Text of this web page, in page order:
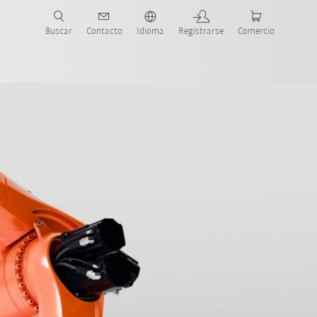
Buscar Contacto Idioma Registrarse Comercio